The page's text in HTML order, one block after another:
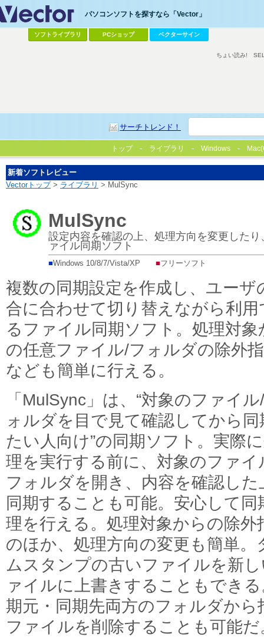
パソコンソフトを探すなら「Vector」
ソフトライブラリ PCショップ ベクターサイン
サーチトレンド！
ちょい読み!
トップ ライブラリ Windows
新着ソフトレビュー
Vectorトップ> ライブラリ > MulSync
MulSync
設定内容を確認の上、処理方向を変更した
ァイル同期ソフト
■Windows 10/8/7/Vista/XP ■フリーソフト
複数の同期設定を作成し、ユーザ
合に合わせて切り替えながら利用
るファイル同期ソフト。処理対象
の任意ファイル/フォルダの除外
なども簡単に行える。
「MulSync」は、“対象のファイ
ォルダを目で見て確認してから同
たい人向け”の同期ソフト。実際
理を実行する前に、対象のファイ
フォルダを開き、内容を確認した
同期することも可能。安心して同
理を行える。処理対象からの除外
のほか、処理方向の変更も簡単。
ムスタンプの古いファイルを新
ァイルに上書きすることもでき
期元・同期先両方のフォルダから
ファイルを削除することも可能だ